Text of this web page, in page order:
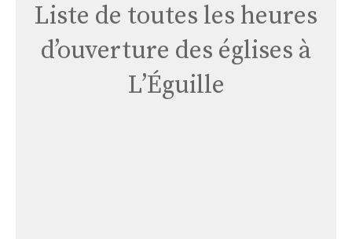
Liste de toutes les heures
d’ouverture des églises à
L’Éguille